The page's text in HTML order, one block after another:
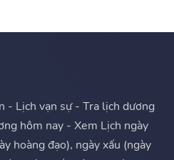
- Lịch vạn sự - Tra lịch dương
hôm nay - Xem Lịch ngày
hoàng đạo), ngày xấu (ngày